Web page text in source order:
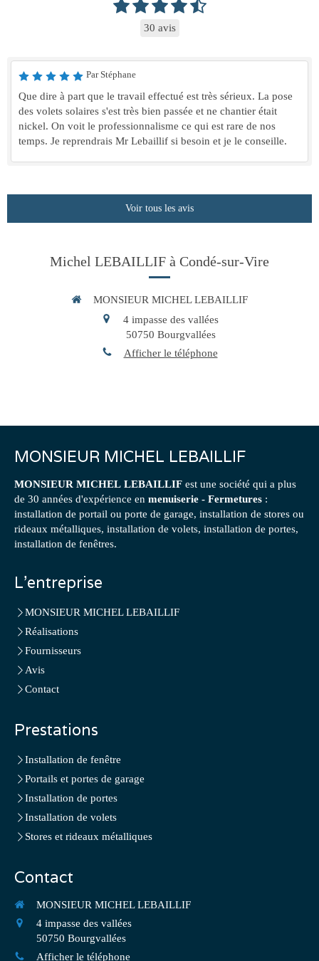
30 avis
Par Stéphane
Que dire à part que le travail effectué est très sérieux. La pose
des volets solaires s'est très bien passée et ne chantier était
nickel. On voit le professionnalisme ce qui est rare de nos
temps. Je reprendrais Mr Lebaillif si besoin et je le conseille.
Voir tous les avis
Michel LEBAILLIF à Condé-sur-Vire
MONSIEUR MICHEL LEBAILLIF
4 impasse des vallées
50750 Bourgvallées
Afficher le téléphone
MONSIEUR MICHEL LEBAILLIF
MONSIEUR MICHEL LEBAILLIF est une société qui a plus
de 30 années d'expérience en menuiserie - Fermetures :
installation de portail ou porte de garage, installation de stores ou
rideaux métalliques, installation de volets, installation de portes,
installation de fenêtres.
L'entreprise
MONSIEUR MICHEL LEBAILLIF
Réalisations
Fournisseurs
Avis
Contact
Prestations
Installation de fenêtre
Portails et portes de garage
Installation de portes
Installation de volets
Stores et rideaux métalliques
Contact
MONSIEUR MICHEL LEBAILLIF
4 impasse des vallées
50750 Bourgvallées
Afficher le téléphone